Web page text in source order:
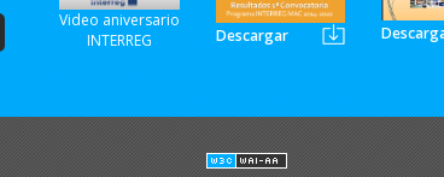
Video aniversario
INTERREG
Descargar